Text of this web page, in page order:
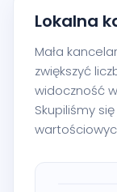
Lokalna
Mała
zwiększyć
widoczność
Skupiliśmy